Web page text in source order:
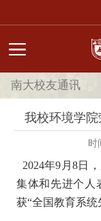
南大校友通讯
我校环境学
时
2024年9月8日
集体和先进个人
获“全国教育系统